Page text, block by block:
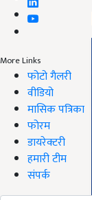
More Links
फोटो गैलरी
वीडियो
मासिक पत्रिका
फोरम
डायरेक्टरी
हमारी टीम
संपर्क